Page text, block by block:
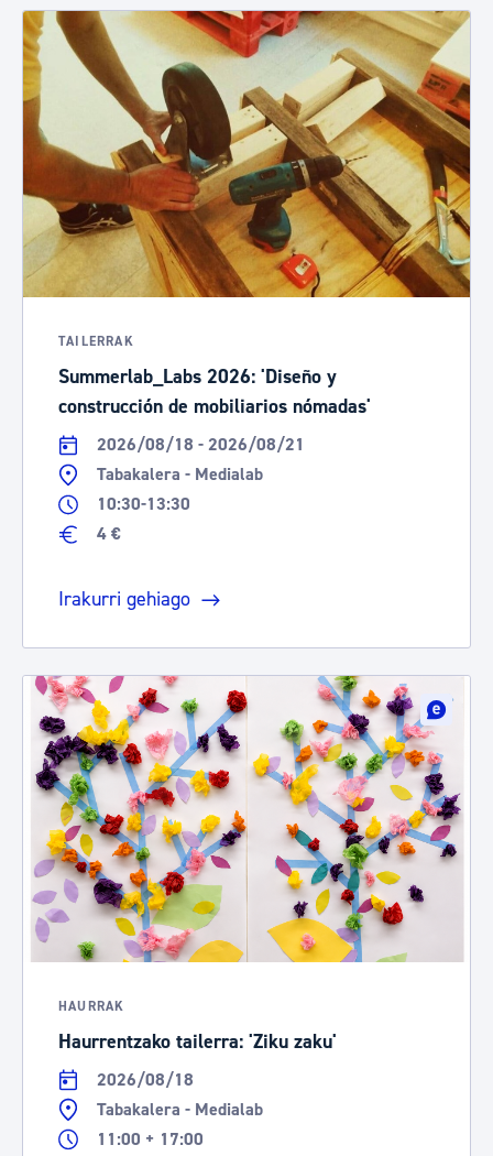
TAILERRAK
Summerlab_Labs 2026: 'Diseño y
construcción de mobiliarios nómadas'
2026/08/18 - 2026/08/21
Tabakalera - Medialab
10:30-13:30
4 €
Irakurri gehiago
HAURRAK
Haurrentzako tailerra: 'Ziku zaku'
2026/08/18
Tabakalera - Medialab
11:00 + 17:00